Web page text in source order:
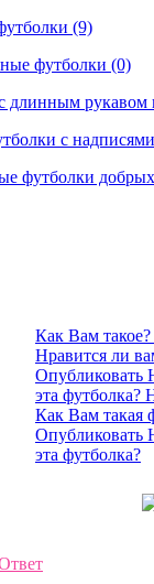
(9)
футболки (0)
длинным рукавом
с
футболки
Как Вам
Нравится ли
Опубликовать
эта футболка?
Как Вам такая
Опубликовать
эта футболка?